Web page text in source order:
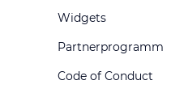
Widgets
Partnerprogramm
Code of Conduct